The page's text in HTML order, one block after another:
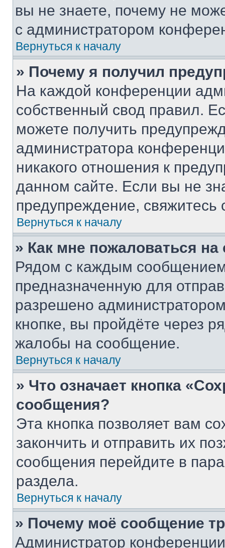
вы не знаете, почему не
с администратором
Вернуться к началу
» Почему я получил
На каждой конференции
собственный свод правил.
можете получить
администратора
никакого отношения к
данном сайте. Если вы не
предупреждение,
Вернуться к началу
» Как мне пожаловаться
Рядом с каждым сообщением
предназначенную для
разрешено
кнопке, вы пройдёте через
жалобы на сообщение.
Вернуться к началу
» Что означает кнопка
сообщения?
Эта кнопка позволяет вам
закончить и отправить их
сообщения перейдите в
раздела.
Вернуться к началу
» Почему моё сообщение
Администратор